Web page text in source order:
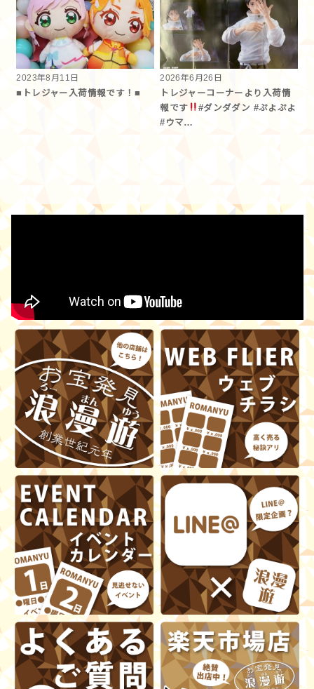
2023年8月11日
■トレジャー入荷情報です！■
2026年6月26日
トレジャーコーナーより入荷情
報です︎
#ダンダダン #ぷよぷよ
#ウマ…